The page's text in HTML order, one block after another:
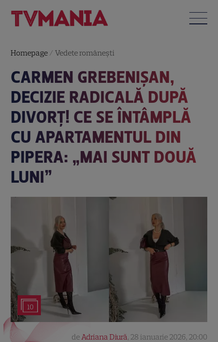
Homepage /Vedete româneşti
CARMEN GREBENIȘAN,
DECIZIE RADICALĂ DUPĂ
DIVORȚ! CE SE ÎNTÂMPLĂ
CU APARTAMENTUL DIN
PIPERA: „MAI SUNT DOUĂ
LUNI”
10
deAdriana Diură, 28 ianuarie 2026, 20:00